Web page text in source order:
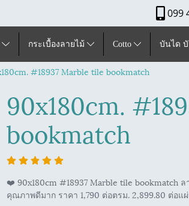
099
กระเบื้องลายไม้ Cotto บันได
#18937 Marble tile bookmatch
90x180cm.
bookmatch
❤️ 90x180cm #18937 Marble tile bookmatch
คุณภาพดีมาก ราคา 1,790 ต่อตรม. 2,899.80 ต่อแ